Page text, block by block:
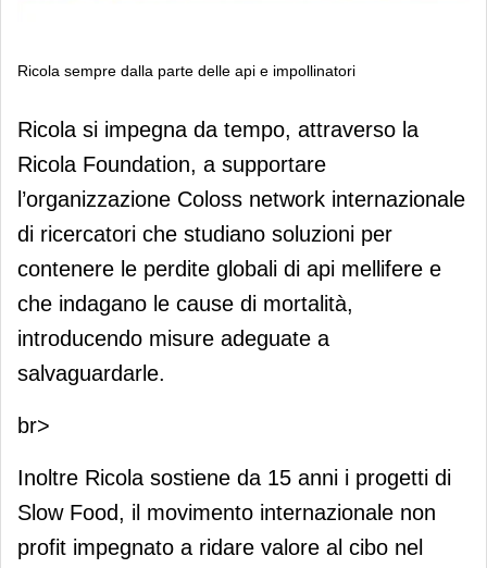
Ricola sempre dalla parte delle api e impollinatori
Ricola sempre dalla parte delle api e
impollinatori
Ricola si impegna da tempo, attraverso la
Ricola Foundation, a supportare
l’organizzazione Coloss network internazionale
di ricercatori che studiano soluzioni per
contenere le perdite globali di api mellifere e
che indagano le cause di mortalità,
introducendo misure adeguate a
salvaguardarle.
br>
Inoltre Ricola sostiene da 15 anni i progetti di
Slow Food, il movimento internazionale non
profit impegnato a ridare valore al cibo nel